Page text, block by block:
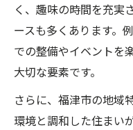
く、趣味の時間を充実
ースも多くあります。
での整備やイベントを
大切な要素です。
さらに、福津市の地域
環境と調和した住まい